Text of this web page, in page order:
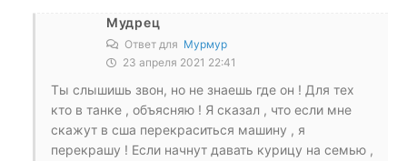
Мудрец
Ответ для Мурмур
23 апреля 2021 22:41
Ты слышишь звон, но не знаешь где он ! Для тех
кто в танке , объясняю ! Я сказал , что если мне
скажут в сша перекраситься машину , я
перекрашу ! Если начнут давать курицу на семью ,